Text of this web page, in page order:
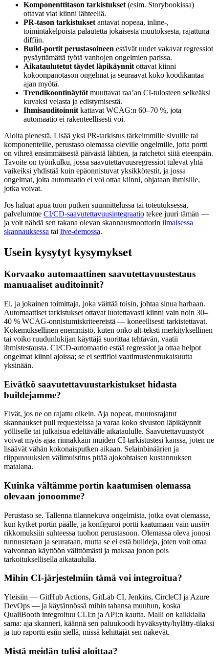
Komponenttitason tarkistukset (esim. Storybookissa)
ottavat viat kiinni lähteellä.
PR-tason tarkistukset antavat nopeaa, inline-,
toimintakelpoista palautetta jokaisesta muutoksesta, rajattuna
diffiin.
Build-portit perustasoineen estävät uudet vakavat regressiot
pysäyttämättä työtä vanhojen ongelmien parissa.
Aikataulutetut täydet läpikäynnit ottavat kiinni
kokoonpanotason ongelmat ja seuraavat koko koodikantaa
ajan myötä.
Trendikoontinäytöt muuttavat raa’an CI-tulosteen selkeäksi
kuvaksi velasta ja edistymisestä.
Ihmisauditoinnit kattavat WCAG:n 60–70 %, jota
automaatio ei rakenteellisesti voi.
Aloita pienestä. Lisää yksi PR-tarkistus tärkeimmille sivuille tai
komponenteille, perustaso olemassa oleville ongelmille, jotta portti
on vihreä ensimmäisestä päivästä lähtien, ja ratchetoi siitä eteenpäin.
Tavoite on työnkulku, jossa saavutettavuusregressiot tulevat yhtä
vaikeiksi yhdistää kuin epäonnistuvat yksikkötestit, ja jossa
ongelmat, joita automaatio ei voi ottaa kiinni, ohjataan ihmisille,
jotka voivat.
Jos haluat apua tuon putken suunnittelussa tai toteutuksessa,
palvelumme CI/CD-saavutettavuusintegraatio tekee juuri tämän —
ja voit nähdä sen takana olevan skannausmoottorin ilmaisessa
skannauksessa tai live-demossa.
Usein kysytyt kysymykset
Korvaako automaattinen saavutettavuustestaus
manuaaliset auditoinnit?
Ei, ja jokainen toimittaja, joka väittää toisin, johtaa sinua harhaan.
Automaattiset tarkistukset ottavat luotettavasti kiinni vain noin 30–
40 % WCAG-onnistumiskriteereistä — koneellisesti tarkistettavat.
Kokemuksellinen enemmistö, kuten onko alt-teksti merkityksellinen
tai voiko ruudunlukijan käyttäjä suorittaa tehtävän, vaatii
ihmistestausta. CI/CD-automaatio estää regressiot ja ottaa helpot
ongelmat kiinni ajoissa; se ei sertifioi vaatimustenmukaisuutta
yksinään.
Eivätkö saavutettavuustarkistukset hidasta
buildejamme?
Eivät, jos ne on rajattu oikein. Aja nopeat, muutosrajatut
skannaukset pull requesteissa ja varaa koko sivuston läpikäynnit
yölliselle tai julkaisua edeltävälle aikataululle. Saavutettavuustyöt
voivat myös ajaa rinnakkain muiden CI-tarkistustesi kanssa, joten ne
lisäävät vähän kokonaisputken aikaan. Selainbinäärien ja
riippuvuuksien välimuistitus pitää ajokohtaisen kustannuksen
matalana.
Kuinka vältämme portin kaatumisen olemassa
olevaan jonoomme?
Perustaso se. Tallenna tilannekuva ongelmista, jotka ovat olemassa,
kun kytket portin päälle, ja konfiguroi portti kaatumaan vain uusiin
rikkomuksiin suhteessa tuohon perustasoon. Olemassa oleva jonosi
tunnustetaan ja seurataan, mutta se ei estä buildeja, joten voit ottaa
valvonnan käyttöön välittömästi ja maksaa jonon pois
tarkoituksellisella aikataululla.
Mihin CI-järjestelmiin tämä voi integroitua?
Yleisiin — GitHub Actions, GitLab CI, Jenkins, CircleCI ja Azure
DevOps — ja käytännössä mihin tahansa muuhun, koska
QualiBooth integroituu CLI:n ja API:n kautta. Malli on kaikkialla
sama: aja skanneri, käännä sen paluukoodi hyväksytty/hylätty-tilaksi
ja tuo raportti esiin siellä, missä kehittäjät sen näkevät.
Mistä meidän tulisi aloittaa?